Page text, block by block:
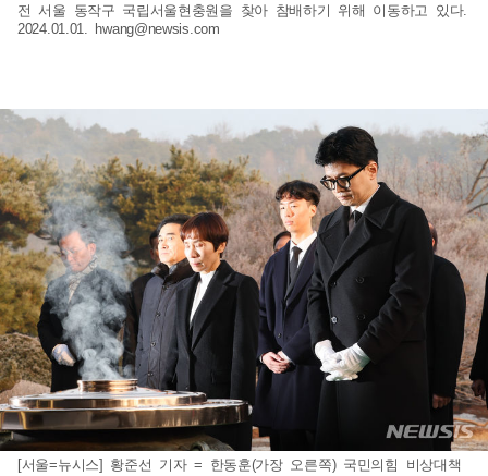
전 서울 동작구 국립서울현충원을 찾아 참배하기 위해 이동하고 있다.
2024.01.01. hwang@newsis.com
[서울=뉴시스] 황준선 기자 = 한동훈(가장 오른쪽) 국민의힘 비상대책